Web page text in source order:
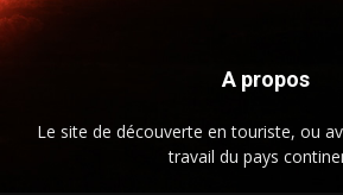
A propos
Le site de découverte en touriste, ou
travail du pays